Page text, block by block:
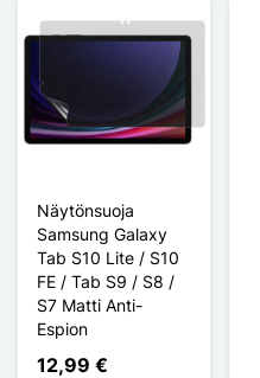
Näytönsuoja
Samsung Galaxy
Tab S10 Lite / S10
FE / Tab S9 / S8 /
S7 Matti Anti-
Espion
12,99 €